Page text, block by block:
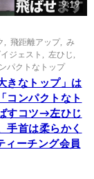
9:19
飛距離アップ, み
ジェスト
左ひじ
パクトなトップ
きなトップ」は
コンパクトなト
すコツ→左ひじ
手首は柔らかく
ィーチング会員